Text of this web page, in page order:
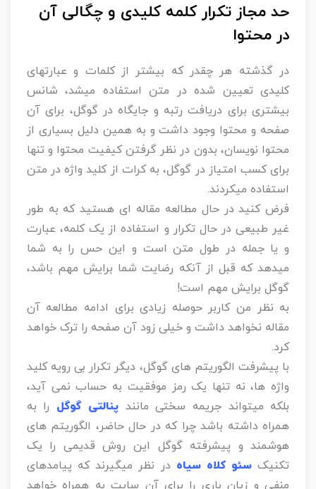
حد مجاز تکرار کلمه کلیدی و چگالی آن
در محتوا
در گذشته هر چقدر که بیشتر از کلمات و عبارتهای
کلیدی تعیین شده در متن استفاده میشد، شانس
بیشتری برای دریافت رتبه و جایگاه در گوگل، برای آن
صفحه و محتوا وجود داشت و به همین دلیل بسیاری از
محتوا نویسان، بدون در نظر گرفتن کیفیت محتوا و تنها
برای کسب امتیاز در گوگل، به کرات از کلید واژه در متن
استفاده میکردند.
فرض کنید در حال مطالعه مقاله ای هستید که به طور
غیر طبیعی در حال تکرار و استفاده از یک کلمه، عبارت
و یا جمله در طول متن است و این حس را به شما
میدهد که قبل از آنکه رضایت شما برایش مهم باشد،
گوگل برایش مهم است!
به نظر من کاربر حوصله زیادی برای ادامه مطالعه آن
مقاله نخواهد داشت و خیلی زود آن صفحه را ترک خواهد
کرد.
با پیشرفت الگوریتم های گوگل، دیگر تکرار بی رویه کلید
واژه ها، نه تنها یک رمز موفقیت به حساب نمی آید،
بلکه میتواند جریمه سختی مانندپنالتی گوگل را به
همراه داشته باشد چرا که در حال حاضر، الگوریتم های
هوشمند و پیشرفته گوگل این روش قدیمی را یک
تکنیک سئو کلاه سیاه در نظر میگیرند که پیامدهای
منفی و زیان باری را برای آن سایت به همراه خواهد